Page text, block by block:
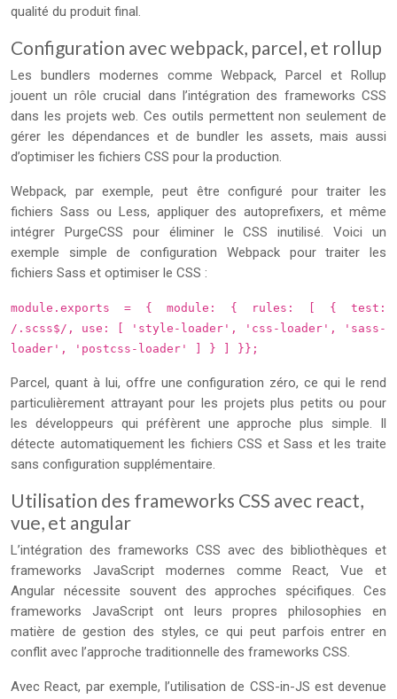
qualité du produit final.
Configuration avec webpack, parcel, et rollup
Les bundlers modernes comme Webpack, Parcel et Rollup
jouent un rôle crucial dans l’intégration des frameworks CSS
dans les projets web. Ces outils permettent non seulement de
gérer les dépendances et de bundler les assets, mais aussi
d’optimiser les fichiers CSS pour la production.
Webpack, par exemple, peut être configuré pour traiter les
fichiers Sass ou Less, appliquer des autoprefixers, et même
intégrer PurgeCSS pour éliminer le CSS inutilisé. Voici un
exemple simple de configuration Webpack pour traiter les
fichiers Sass et optimiser le CSS :
module.exports = { module: { rules: [ { test:
/.scss$/, use: [ 'style-loader', 'css-loader', 'sass-
loader', 'postcss-loader' ] } ] }};
Parcel, quant à lui, offre une configuration zéro, ce qui le rend
particulièrement attrayant pour les projets plus petits ou pour
les développeurs qui préfèrent une approche plus simple. Il
détecte automatiquement les fichiers CSS et Sass et les traite
sans configuration supplémentaire.
Utilisation des frameworks CSS avec react,
vue, et angular
L’intégration des frameworks CSS avec des bibliothèques et
frameworks JavaScript modernes comme React, Vue et
Angular nécessite souvent des approches spécifiques. Ces
frameworks JavaScript ont leurs propres philosophies en
matière de gestion des styles, ce qui peut parfois entrer en
conflit avec l’approche traditionnelle des frameworks CSS.
Avec React, par exemple, l’utilisation de CSS-in-JS est devenue